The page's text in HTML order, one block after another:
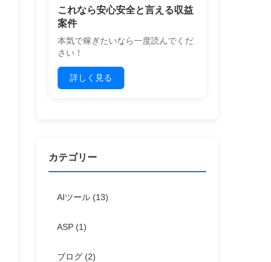
これなら安心安全と言える収益
案件
本気で稼ぎたいなら一度読んでくだ
さい！
詳しく見る
カテゴリー
AIツール (13)
ASP (1)
ブログ (2)